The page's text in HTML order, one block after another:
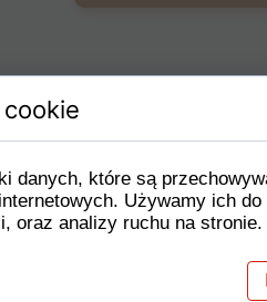
danych, które są
Używamy ich do
oraz analizy ruchu na stronie.